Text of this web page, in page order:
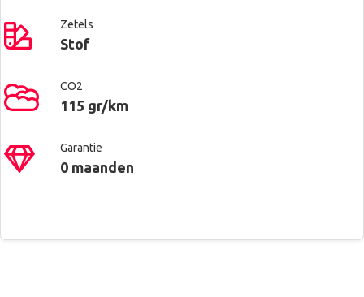
Zetels
Stof
CO2
115 gr/km
Garantie
0 maanden